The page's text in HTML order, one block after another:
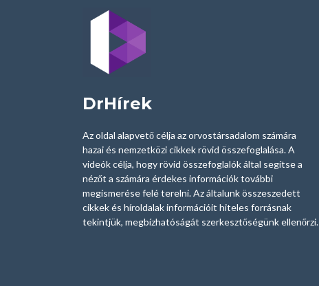
DrHírek
Az oldal alapvető célja az orvostársadalom számára
hazai és nemzetközi cikkek rövid összefoglalása. A
videók célja, hogy rövid összefoglalók által segítse a
nézőt a számára érdekes információk további
megismerése felé terelni. Az általunk összeszedett
cikkek és híroldalak információit hiteles forrásnak
tekintjük, megbízhatóságát szerkesztőségünk ellenőrzi.